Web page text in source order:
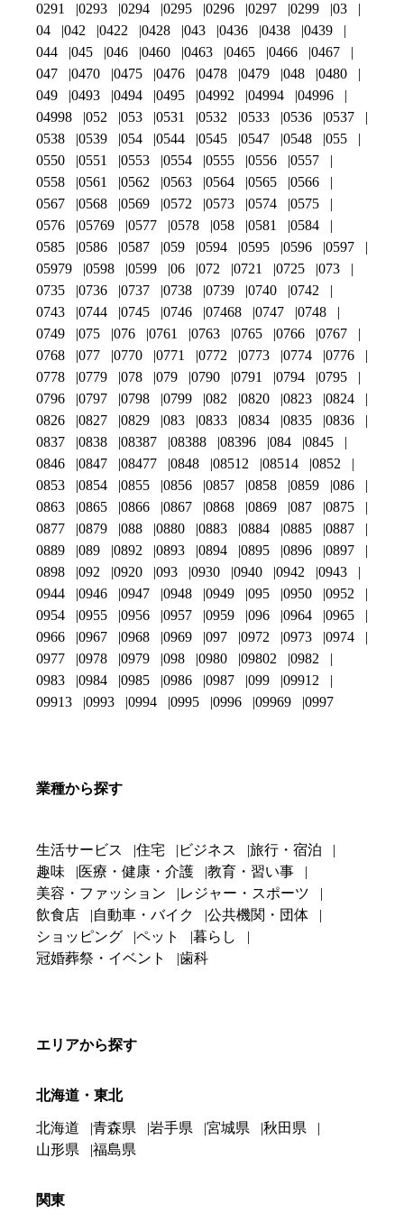
0291
0293 0294 0295 0296 0297 0299
03
04
042 0422 0428 043 0436 0438
0439
044
045 046 0460 0463 0465 0466
0467
047
0470 0475 0476 0478 0479 048
0480
049
0493 0494 0495 04992 04994
04996
04998
052 053 0531 0532 0533 0536
0537
0538
0539 054 0544 0545 0547 0548
055
0550
0551 0553 0554 0555 0556
0557
0558
0561 0562 0563 0564 0565
0566
0567
0568 0569 0572 0573 0574
0575
0576
05769 0577 0578 058 0581
0584
0585
0586 0587 059 0594 0595 0596
0597
05979
0598 0599 06 072 0721 0725
073
0735
0736 0737 0738 0739 0740
0742
0743
0744 0745 0746 07468 0747
0748
0749
075 076 0761 0763 0765 0766
0767
0768
077 0770 0771 0772 0773 0774
0776
0778
0779 078 079 0790 0791 0794
0795
0796
0797 0798 0799 082 0820 0823
0824
0826
0827 0829 083 0833 0834 0835
0836
0837
0838 08387 08388 08396 084
0845
0846
0847 08477 0848 08512 08514
0852
0853
0854 0855 0856 0857 0858 0859
086
0863
0865 0866 0867 0868 0869 087
0875
0877
0879 088 0880 0883 0884 0885
0887
0889
089 0892 0893 0894 0895 0896
0897
0898
092 0920 093 0930 0940 0942
0943
0944
0946 0947 0948 0949 095 0950
0952
0954
0955 0956 0957 0959 096 0964
0965
0966
0967 0968 0969 097 0972 0973
0974
0977
0978 0979 098 0980 09802
0982
0983
0984 0985 0986 0987 099
09912
09913
0993 0994 0995 0996 09969 0997
業種から探す
生活サービス 住宅 ビジネス
旅行・宿泊
趣味
医療・健康・介護
教育・習い事
美容・ファッション
レジャー・スポーツ
飲食店
自動車・バイク
公共機関・団体
ショッピング
ペット
暮らし
冠婚葬祭・イベント
歯科
エリアから探す
北海道・東北
北海道 青森県 岩手県 宮城県
秋田県
山形県
福島県
関東